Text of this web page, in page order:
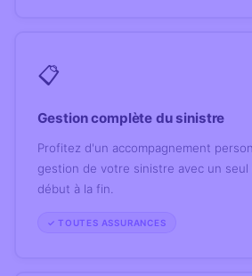
📋
Gestion complète du sinistre
Profitez d'un accompagnement
gestion de votre sinistre avec un
début à la fin.
✓ TOUTES ASSURANCES